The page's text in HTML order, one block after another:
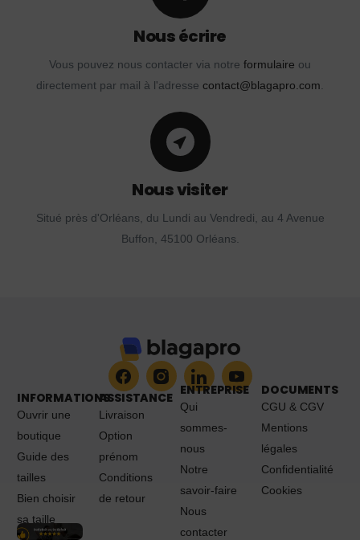
Nous écrire
Vous pouvez nous contacter via notre formulaire ou
directement par mail à l'adresse contact@blagapro.com
Nous visiter
Situé près d'Orléans, du Lundi au Vendredi, au 4 Avenue
Buffon, 45100 Orléans.
INFORMATIONS
Ouvrir une
boutique
Guide des
tailles
Bien choisir
sa taille
ASSISTANCE
Livraison
Option
prénom
Conditions
de retour
ENTREPRISE
Qui
sommes-
nous
Notre
savoir-faire
Nous
contacter
DOCUMENTS
CGU & CGV
Mentions
légales
Confidentialité
Cookies